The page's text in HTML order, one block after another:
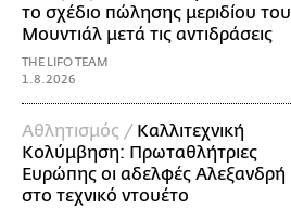
το σχέδιο πώλησης μεριδίου του
Μουντιάλ μετά τις αντιδράσεις
THE LIFO TEAM
1.8.2026
Αθλητισμός / Καλλιτεχνική
Κολύμβηση: Πρωταθλήτριες
Ευρώπης οι αδελφές Αλεξανδρή
στο τεχνικό ντουέτο